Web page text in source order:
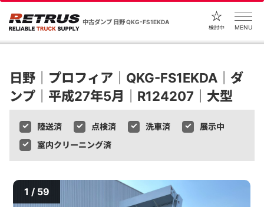
中古ダンプ 日野 QKG-FS1EKDA
検討中 MENU
日野｜プロフィア｜QKG-FS1EKDA｜ダ
ンプ｜平成27年5月｜R124207｜大型
陸送済 点検済 洗車済
展示中
室内クリーニング済
1 / 59